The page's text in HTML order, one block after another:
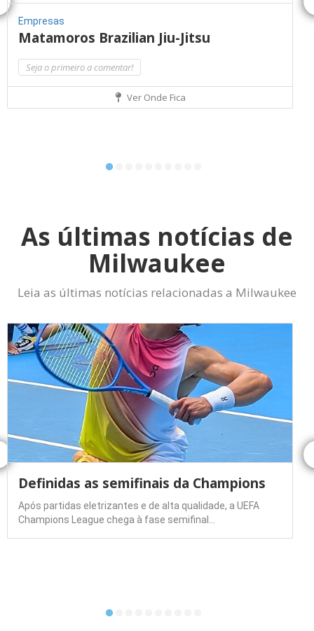
Empresas
Matamoros Brazilian Jiu-Jitsu
Seja o primeiro a comentar!
Ver Onde Fica
As últimas notícias de
Milwaukee
Leia as últimas notícias relacionadas a Milwaukee
Definidas as semifinais da Champions
Após partidas eletrizantes e de alta qualidade, a UEFA
Champions League chega à fase semifinal…